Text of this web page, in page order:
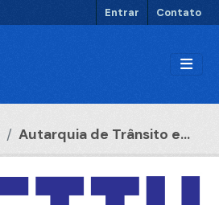
Entrar Contato
Autarquia de Trânsito e...